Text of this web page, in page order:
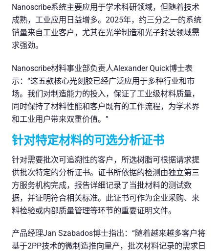
Nanoscribe系统主要应用于学术科研领域，但随着技术
成熟，工业应用日益增多。2025年，约三分之一的系统
销量来自工业客户，尤其在光学制造和光子封装领域需
求强劲。
Nanoscribe材料事业部负责人Alexander Quick博士表
示：“这五款核心光刻胶已经广泛应用于多种行业和市
场。我们对制造能力的投入，保证了工业级材料质量，
同时保持了材料性能和客户既有的工作流程，为学术界
和工业用户带来双重价值。”
针对特定材料的可选分析证书
针对需要批次可追溯性的客户，所选树脂可根据请求提
供批次特定的分析证书。证书所依据的检测由独立第三
方服务机构完成，报告详细记录了当批材料的测试数
据，并证明符合相关标准。此证书可作为企业采购、来
料检验或内部质量管理等环节的重要证明文件。
产品经理Jan Szabados博士指出：“随着越来越多客户将
基于2PP技术的微制造推向量产，批次材料记录的需求日